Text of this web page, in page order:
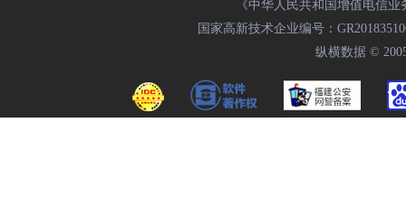
《中华人民共和国增值电信
国家高新技术企业编号：
纵横数据 ©